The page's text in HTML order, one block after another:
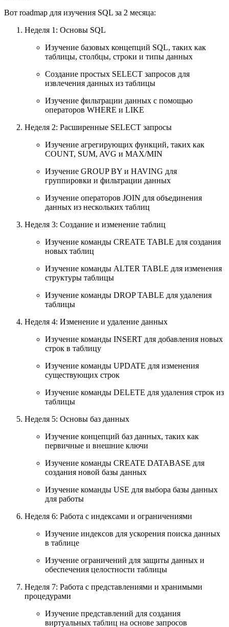
Вот roadmap для изучения SQL за 2 месяца:
Неделя 1: Основы SQL
Изучение базовых концепций SQL, таких как
таблицы, столбцы, строки и типы данных
Создание простых SELECT запросов для
извлечения данных из таблицы
Изучение фильтрации данных с помощью
операторов WHERE и LIKE
Неделя 2: Расширенные SELECT запросы
Изучение агрегирующих функций, таких как
COUNT, SUM, AVG и MAX/MIN
Изучение GROUP BY и HAVING для
группировки и фильтрации данных
Изучение операторов JOIN для объединения
данных из нескольких таблиц
Неделя 3: Создание и изменение таблиц
Изучение команды CREATE TABLE для создания
новых таблиц
Изучение команды ALTER TABLE для изменения
структуры таблицы
Изучение команды DROP TABLE для удаления
таблицы
Неделя 4: Изменение и удаление данных
Изучение команды INSERT для добавления новых
строк в таблицу
Изучение команды UPDATE для изменения
существующих строк
Изучение команды DELETE для удаления строк из
таблицы
Неделя 5: Основы баз данных
Изучение концепций баз данных, таких как
первичные и внешние ключи
Изучение команды CREATE DATABASE для
создания новой базы данных
Изучение команды USE для выбора базы данных
для работы
Неделя 6: Работа с индексами и ограничениями
Изучение индексов для ускорения поиска данных
в таблице
Изучение ограничений для защиты данных и
обеспечения целостности таблицы
Неделя 7: Работа с представлениями и хранимыми
процедурами
Изучение представлений для создания
виртуальных таблиц на основе запросов